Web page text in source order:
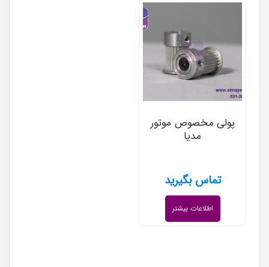
پولی مخصوص موتور
مدیا
تماس بگیرید
اطلاعات بیشتر